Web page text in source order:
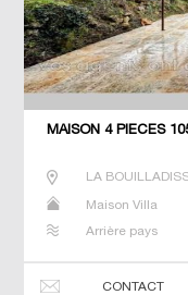
MAISON 4 PIECES
LA
Maison Villa
Arrière pays
CONTACT